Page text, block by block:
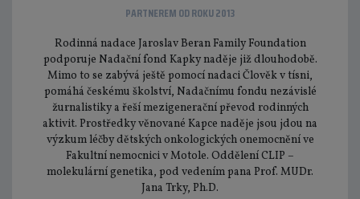
PARTNEREM OD ROKU 2013
Rodinná nadace Jaroslav Beran Family Foundation
podporuje Nadační fond Kapky naděje již dlouhodobě.
Mimo to se zabývá ještě pomocí nadaci Člověk v tísni,
pomáhá českému školství, Nadačnímu fondu nezávislé
žurnalistiky a řeší mezigenerační převod rodinných
aktivit. Prostředky věnované Kapce naděje jsou jdou na
výzkum léčby dětských onkologických onemocnění ve
Fakultní nemocnici v Motole. Oddělení CLIP –
molekulární genetika, pod vedením pana Prof. MUDr.
Jana Trky, Ph.D.